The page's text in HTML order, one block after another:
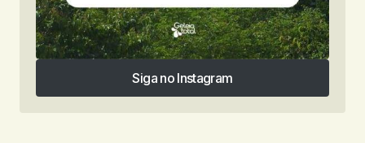
Siga no Instagram
Siga no Instagram